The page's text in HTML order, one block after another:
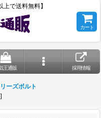
で送料無料】
カート
王通販 採用情報
ーズボルト